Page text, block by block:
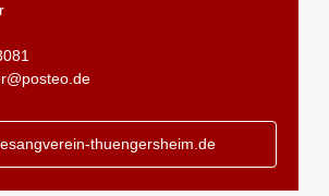
thuengersheim.de